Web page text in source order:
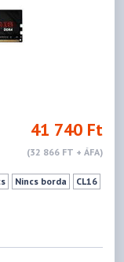
41 740 Ft
(32 866 FT + ÁFA)
Nincs borda CL16